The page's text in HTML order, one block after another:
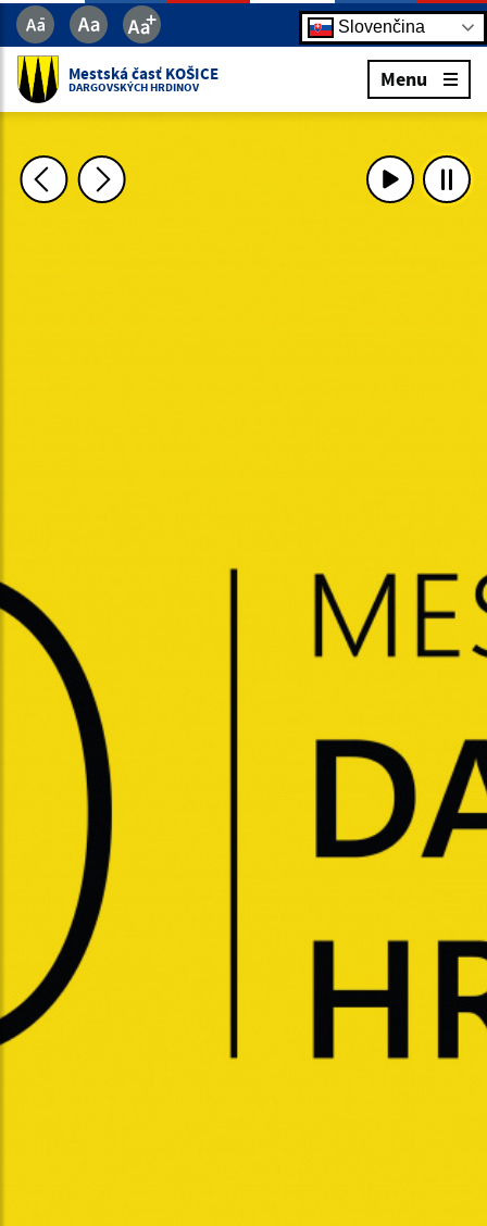
Slovenčina
Mestská časť KOŠICE
DARGOVSKÝCH HRDINOV Menu